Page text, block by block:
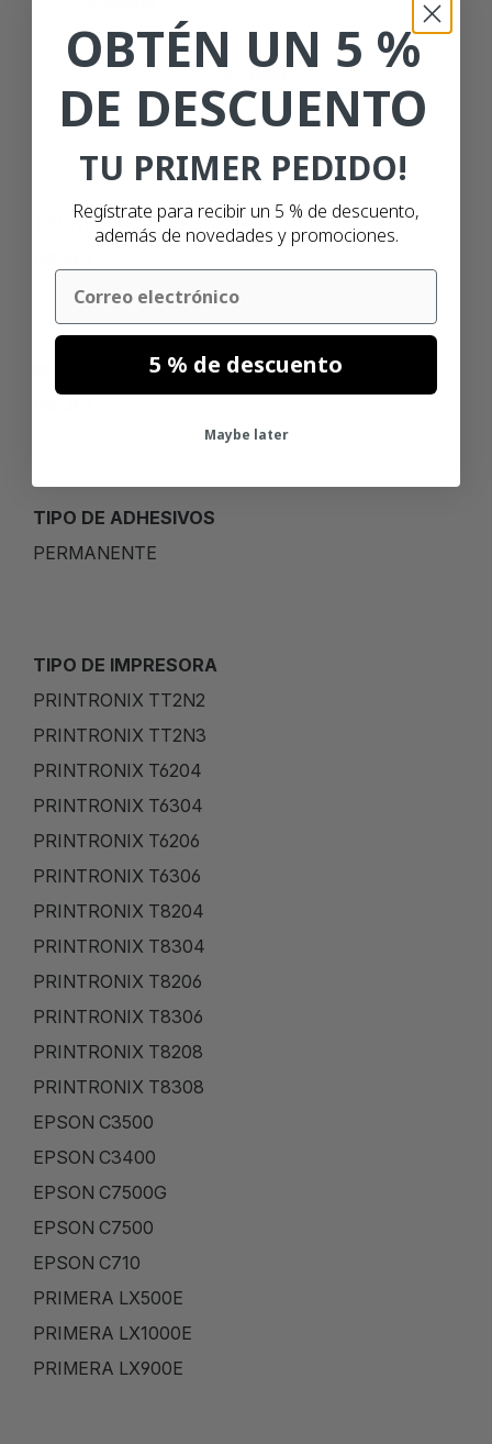
25.4MM
TÉCNICA DE IMPRESIÓN
TIPO DE ADHESIVOS
PERMANENTE
TIPO DE IMPRESORA
PRINTRONIX TT2N2
PRINTRONIX TT2N3
PRINTRONIX T6204
PRINTRONIX T6304
PRINTRONIX T6206
PRINTRONIX T6306
PRINTRONIX T8204
PRINTRONIX T8304
PRINTRONIX T8206
PRINTRONIX T8306
PRINTRONIX T8208
PRINTRONIX T8308
EPSON C3500
EPSON C3400
EPSON C7500G
EPSON C7500
EPSON C710
PRIMERA LX500E
PRIMERA LX1000E
PRIMERA LX900E
OBTÉN UN 5 %
DE DESCUENTO
TU PRIMER PEDIDO!
Regístrate para recibir un 5 % de descuento,
además de novedades y promociones.
Email
5 % de descuento
Maybe later